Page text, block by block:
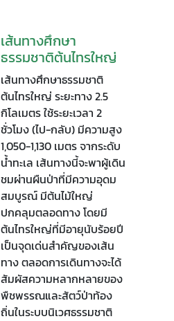
เส้นทางศึกษา
ธรรมชาติต้นไทรใหญ่
เส้นทางศึกษาธรรมชาติ
ต้นไทรใหญ่ ระยะทาง 2.5
กิโลเมตร ใช้ระยะเวลา 2
ชั่วโมง (ไป-กลับ) มีความสูง
1,050-1,130 เมตร จากระดับ
น้ำทะเล เส้นทางนี้จะพาผู้เดิน
ชมผ่านผืนป่าที่มีความอุดม
สมบูรณ์ มีต้นไม้ใหญ่
ปกคลุมตลอดทาง โดยมี
ต้นไทรใหญ่ที่มีอายุนับร้อยปี
เป็นจุดเด่นสำคัญของเส้น
ทาง ตลอดการเดินทางจะได้
สัมผัสความหลากหลายของ
พืชพรรณและสัตว์ป่าท้อง
ถิ่นในระบบนิเวศธรรมชาติ